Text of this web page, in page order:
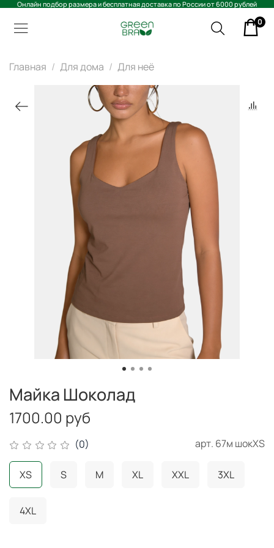
Онлайн подбор размера и бесплатная доставка по России от 6000 рублей
0
Главная Для дома Для неё
(0) арт. 67м шокXS
Майка Шоколад
1700.00 руб
XS S M XL XXL 3XL
4XL